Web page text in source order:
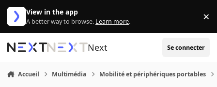
Aller au contenu
View in the app
A better way to browse. Learn more. ×
Next Se connecter
Accueil Multimédia Mobilité et périphériques portables